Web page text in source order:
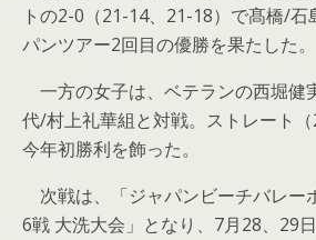
トの2-0（21-14、21-18）で髙橋/石
パンツアー2回目の優勝を果たした。
一方の女子は、ベテランの西堀健
代/村上礼華組と対戦。ストレート
今年初勝利を飾った。
次戦は、「ジャパンビーチバレー
6戦 大洗大会」となり、7月28、29